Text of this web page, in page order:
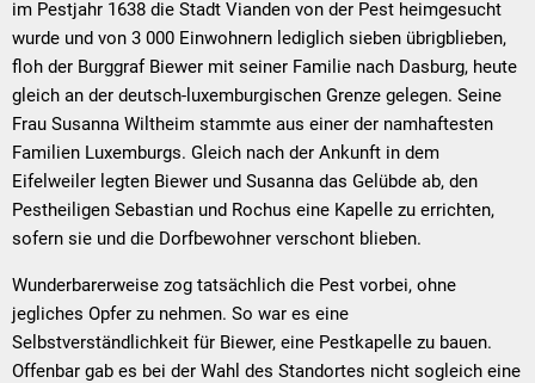
im Pestjahr 1638 die Stadt Vianden von der Pest heimgesucht
wurde und von 3 000 Einwohnern lediglich sieben übrigblieben,
floh der Burggraf Biewer mit seiner Familie nach Dasburg, heute
gleich an der deutsch-luxemburgischen Grenze gelegen. Seine
Frau Susanna Wiltheim stammte aus einer der namhaftesten
Familien Luxemburgs. Gleich nach der Ankunft in dem
Eifelweiler legten Biewer und Susanna das Gelübde ab, den
Pestheiligen Sebastian und Rochus eine Kapelle zu errichten,
sofern sie und die Dorfbewohner verschont blieben.
Wunderbarerweise zog tatsächlich die Pest vorbei, ohne
jegliches Opfer zu nehmen. So war es eine
Selbstverständlichkeit für Biewer, eine Pestkapelle zu bauen.
Offenbar gab es bei der Wahl des Standortes nicht sogleich eine